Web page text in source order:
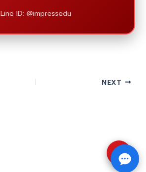
Line ID: @impressedu
NEXT
⇧